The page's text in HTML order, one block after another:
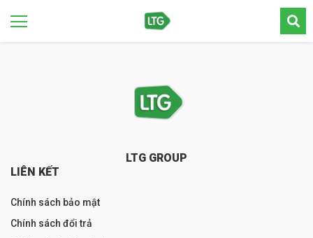
LTG GROUP
LIÊN KẾT
Chính sách bảo mật
Chính sách đổi trả